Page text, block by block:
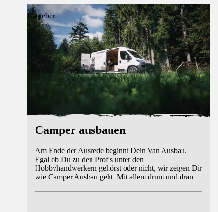
Ratgeber
Camper ausbauen
Am Ende der Ausrede beginnt Dein Van Ausbau.
Egal ob Du zu den Profis unter den
Hobbyhandwerkern gehörst oder nicht, wir zeigen Dir
wie Camper Ausbau geht. Mit allem drum und dran.